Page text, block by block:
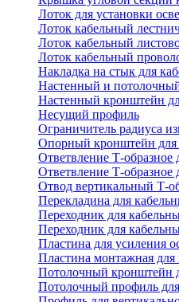
Лоток для установки
Лоток кабельный
Лоток кабельный
Лоток кабельный
Накладка на стык для
Настенный и
Настенный кронштейн
Несущий профиль
Ограничитель радиуса
Опорный кронштейн для
Ответвление Т-образное
Ответвление Т-образное
Отвод вертикальный Т-
Перекладина для
Переходник для
Переходник для
Пластина для усиления
Пластина монтажная для
Потолочный кронштейн
Потолочный профиль